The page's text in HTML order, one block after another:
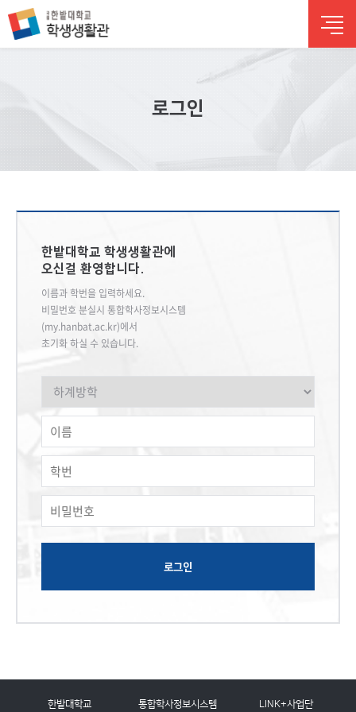
로그인
한밭대학교 학생생활관에
오신걸 환영합니다.
이름과 학번을 입력하세요.
비밀번호 분실시 통합학사정보시스템
(my.hanbat.ac.kr)에서
초기화 하실 수 있습니다.
한밭대학교 통합학사정보시스템 LINK+사업단